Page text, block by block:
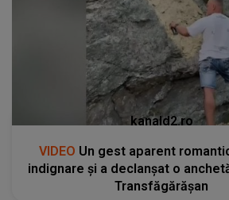
kanald2.ro
VIDEO Un gest aparent
indignare și a declanșat o
Transfăgărășan